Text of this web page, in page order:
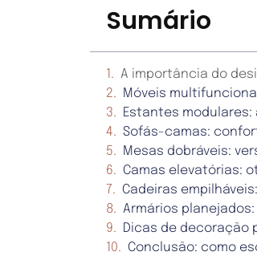
Sumário
A importância do
Móveis
Estantes
Sofás-camas:
Mesas dobráveis:
Camas elevatórias:
Cadeiras
Armários
Dicas de decoração
Conclusão: como